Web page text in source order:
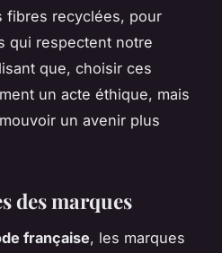
fibres recyclées, pour
qui respectent notre
que, choisir ces
un acte éthique, mais
un avenir plus
des marques
française, les marques